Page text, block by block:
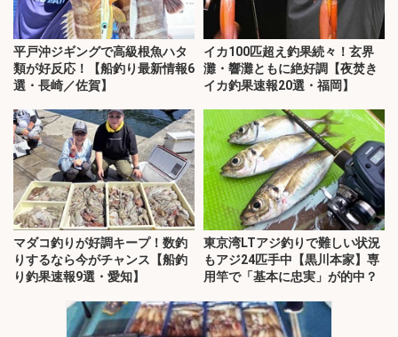
平戸沖ジギングで高級根魚ハタ
類が好反応！【船釣り最新情報6
選・長崎／佐賀】
イカ100匹超え釣果続々！玄界
灘・響灘ともに絶好調【夜焚き
イカ釣果速報20選・福岡】
マダコ釣りが好調キープ！数釣
りするなら今がチャンス【船釣
り釣果速報9選・愛知】
東京湾LTアジ釣りで難しい状況
もアジ24匹手中【黒川本家】専
用竿で「基本に忠実」が的中？